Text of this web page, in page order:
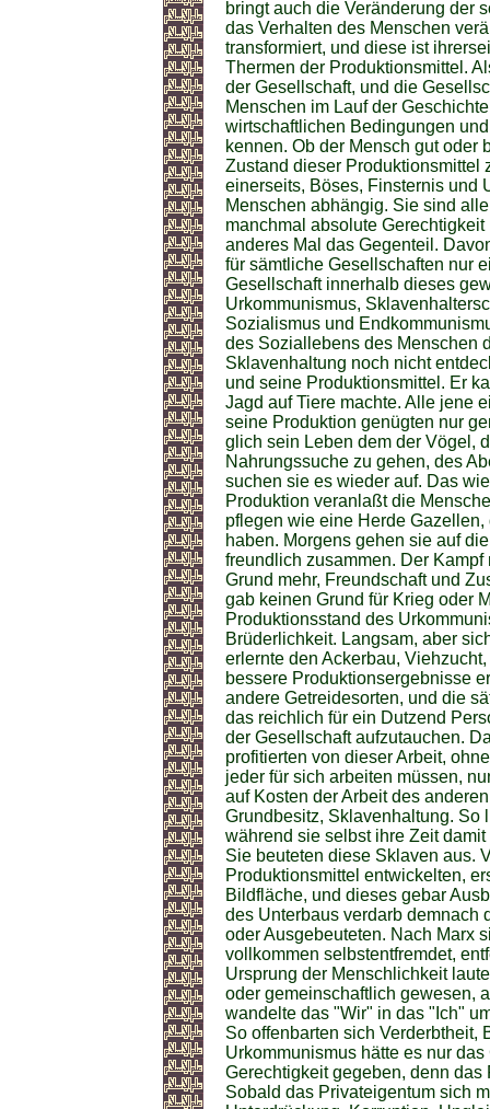
bringt auch die Veränderung der
das Verhalten des Menschen
transformiert, und diese ist
Thermen der Produktionsmittel.
der Gesellschaft, und die
Menschen im Lauf der
wirtschaftlichen Bedingungen
kennen. Ob der Mensch gut oder
Zustand dieser Produktionsmittel
einerseits, Böses, Finsternis und
Menschen abhängig. Sie sind
manchmal absolute
anderes Mal das Gegenteil.
für sämtliche Gesellschaften nur
Gesellschaft innerhalb dieses
Urkommunismus,
Sozialismus und
des Soziallebens des Menschen
Sklavenhaltung noch nicht
und seine Produktionsmittel. Er
Jagd auf Tiere machte. Alle jene
seine Produktion genügten nur
glich sein Leben dem der Vögel,
Nahrungssuche zu gehen, des
suchen sie es wieder auf. Das
Produktion veranlaßt die
pflegen wie eine Herde
haben. Morgens gehen sie auf
freundlich zusammen. Der
Grund mehr, Freundschaft und
gab keinen Grund für Krieg oder
Produktionsstand des
Brüderlichkeit. Langsam, aber
erlernte den Ackerbau,
bessere Produktionsergebnisse
andere Getreidesorten, und die
das reichlich für ein Dutzend
der Gesellschaft aufzutauchen.
profitierten von dieser Arbeit,
jeder für sich arbeiten müssen,
auf Kosten der Arbeit des
Grundbesitz, Sklavenhaltung. So
während sie selbst ihre Zeit
Sie beuteten diese Sklaven aus.
Produktionsmittel entwickelten,
Bildfläche, und dieses gebar
des Unterbaus verdarb demnach
oder Ausgebeuteten. Nach Marx
vollkommen selbstentfremdet,
Ursprung der Menschlichkeit
oder gemeinschaftlich gewesen,
wandelte das "Wir" in das "Ich"
So offenbarten sich Verderbtheit,
Urkommunismus hätte es nur
Gerechtigkeit gegeben, denn
Sobald das Privateigentum sich